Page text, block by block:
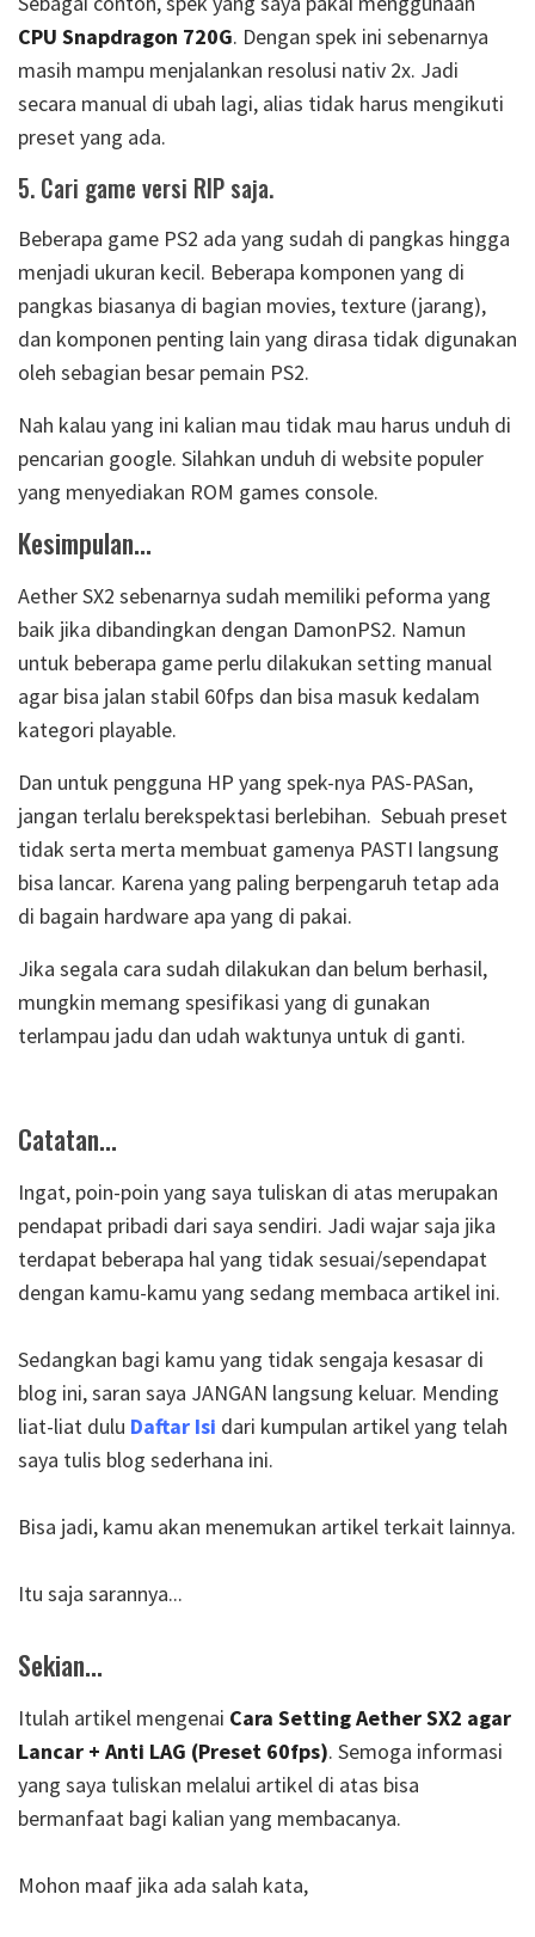
CPU Snapdragon 720G. Dengan spek ini sebenarnya
masih mampu menjalankan resolusi nativ 2x. Jadi
secara manual di ubah lagi, alias tidak harus mengikuti
preset yang ada.
5. Cari game versi RIP saja.
Beberapa game PS2 ada yang sudah di pangkas hingga
menjadi ukuran kecil. Beberapa komponen yang di
pangkas biasanya di bagian movies, texture (jarang),
dan komponen penting lain yang dirasa tidak digunakan
oleh sebagian besar pemain PS2.
Nah kalau yang ini kalian mau tidak mau harus unduh di
pencarian google. Silahkan unduh di website populer
yang menyediakan ROM games console.
Kesimpulan...
Aether SX2 sebenarnya sudah memiliki peforma yang
baik jika dibandingkan dengan DamonPS2. Namun
untuk beberapa game perlu dilakukan setting manual
agar bisa jalan stabil 60fps dan bisa masuk kedalam
kategori playable.
Dan untuk pengguna HP yang spek-nya PAS-PASan,
jangan terlalu berekspektasi berlebihan. Sebuah preset
tidak serta merta membuat gamenya PASTI langsung
bisa lancar. Karena yang paling berpengaruh tetap ada
di bagain hardware apa yang di pakai.
Jika segala cara sudah dilakukan dan belum berhasil,
mungkin memang spesifikasi yang di gunakan
terlampau jadu dan udah waktunya untuk di ganti.
Catatan...
Ingat, poin-poin yang saya tuliskan di atas merupakan
pendapat pribadi dari saya sendiri. Jadi wajar saja jika
terdapat beberapa hal yang tidak sesuai/sependapat
dengan kamu-kamu yang sedang membaca artikel ini.
Sedangkan bagi kamu yang tidak sengaja kesasar di
blog ini, saran saya JANGAN langsung keluar. Mending
liat-liat dulu Daftar Isi dari kumpulan artikel yang telah
saya tulis blog sederhana ini.
Bisa jadi, kamu akan menemukan artikel terkait lainnya.
Itu saja sarannya...
Sekian...
Itulah artikel mengenai Cara Setting Aether SX2 agar
Lancar + Anti LAG (Preset 60fps). Semoga informasi
yang saya tuliskan melalui artikel di atas bisa
bermanfaat bagi kalian yang membacanya.
Mohon maaf jika ada salah kata,